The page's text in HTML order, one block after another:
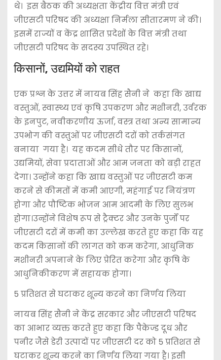
थे। इस बैठक की अध्यक्षता केंद्रीय वित्त मंत्री एवं
जीएसटी परिषद की अध्यक्षा निर्मला सीतारमण ने की।
इसमें राज्यों व केंद्र शासित प्रदेशों के वित्त मंत्री तथा
जीएसटी परिषद के सदस्य उपस्थित रहे।
किसानों, उद्यमियों को राहत
एक प्रश्न के उत्तर में नायब सिंह सैनी ने कहा कि खाद्य
वस्तुओं, स्वास्थ्य एवं कृषि उपकरण और मशीनरी, उर्वरक
के इनपुट, नवीकरणीय ऊर्जा, वस्त्र तथा अन्य सामान्य
उपभोग की वस्तुओं पर जीएसटी दरों को तर्कसंगत
बनाया गया है। यह कदम सीधे तौर पर किसानों,
उद्यमियों, सेवा प्रदाताओं और आम जनता को बड़ी राहत
देगा। उन्होंने कहा कि खाद्य वस्तुओं पर जीएसटी कम
करने से कीमतों में कमी आएगी, महंगाई पर नियंत्रण
होगा और पौष्टिक भोजन आम आदमी के लिए सुलभ
होगा।उन्होंने विशेष रूप से ट्रैक्टर और उनके पुर्जों पर
जीएसटी दरों में कमी का उल्लेख करते हुए कहा कि यह
कदम किसानों की लागत को कम करेगा, आधुनिक
मशीनरी अपनाने के लिए प्रेरित करेगा और कृषि के
आधुनिकीकरण में सहायक होगा।
5 प्रतिशत से घटाकर शून्य करने का निर्णय लिया
नायब सिंह सैनी ने केंद्र सरकार और जीएसटी परिषद
का आभार व्यक्त करते हुए कहा कि पैकेज्ड दूध और
पनीर जैसे डेरी उत्पादों पर जीएसटी दर को 5 प्रतिशत से
घटाकर शून्य करने का निर्णय लिया गया है। इसी